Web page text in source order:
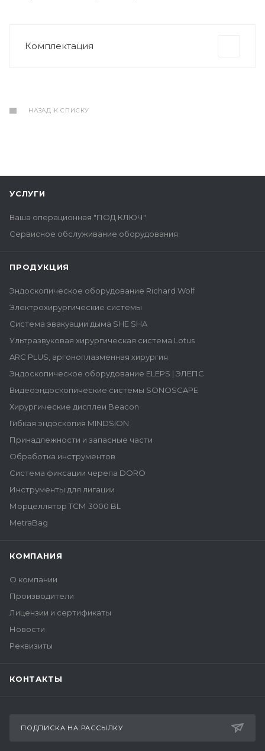
Комплектация
НАЗАД К СПИСКУ
УСЛУГИ
Ваша операционная "ПОД КЛЮЧ"
Сервисное обслуживание оборудования
ПРОДУКЦИЯ
Эндоскопическое оборудование Richard Wolf
Электрохирургические системы
Система эвакуации дыма SHE SHA
Ультразвуковая хирургическая система Lotus
ARC PLUS, аргоноплазменная хирургия
Эндоскопическое оборудование ELEPS | ЭЛЕПС
Видеоэндоскопические системы SONOSCAPE
Хирургические дисплеи Beacon
Гибкая эндоскопия MINDSION
Принадлежности и запасные части
Обработка инструментов
Система фиксации черепа DORO
Инструменты для лигации
Морцеллятор ТСМ 3000 BL
MetraBag
КОМПАНИЯ
О компании
Производители
Лицензии и сертификаты
Новости
Реквизиты
КОНТАКТЫ
ПОДПИСКА НА РАССЫЛКУ